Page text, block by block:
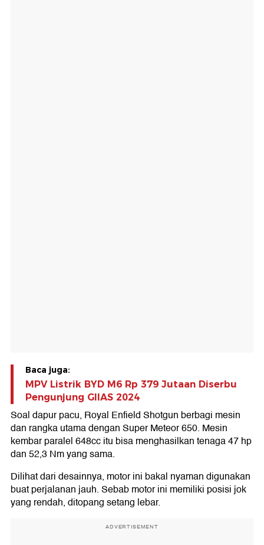
Baca juga:
MPV Listrik BYD M6 Rp 379 Jutaan Diserbu
Pengunjung GIIAS 2024
Soal dapur pacu, Royal Enfield Shotgun berbagi mesin
dan rangka utama dengan Super Meteor 650. Mesin
kembar paralel 648cc itu bisa menghasilkan tenaga 47 hp
dan 52,3 Nm yang sama.
Dilihat dari desainnya, motor ini bakal nyaman digunakan
buat perjalanan jauh. Sebab motor ini memiliki posisi jok
yang rendah, ditopang setang lebar.
ADVERTISEMENT